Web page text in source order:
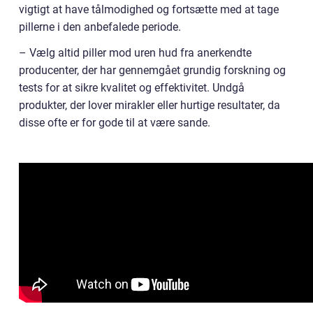
vigtigt at have tålmodighed og fortsætte med at tage
pillerne i den anbefalede periode.
– Vælg altid piller mod uren hud fra anerkendte
producenter, der har gennemgået grundig forskning og
tests for at sikre kvalitet og effektivitet. Undgå
produkter, der lover mirakler eller hurtige resultater, da
disse ofte er for gode til at være sande.